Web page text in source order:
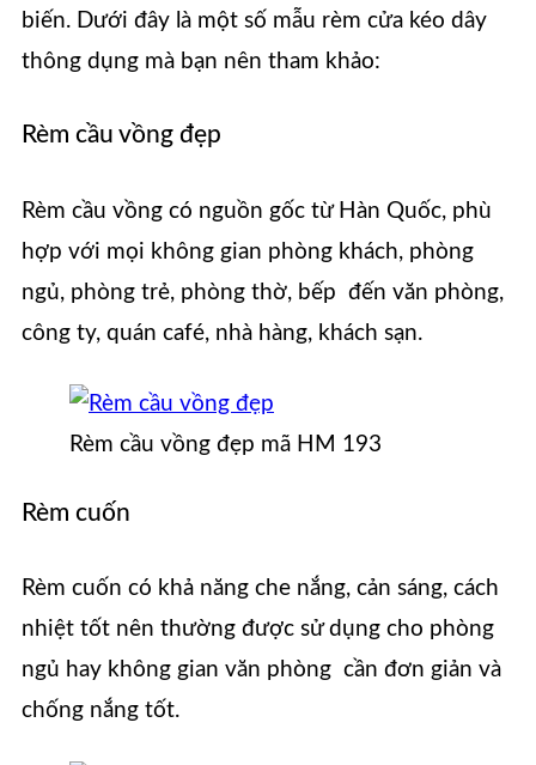
biến. Dưới đây là một số mẫu rèm cửa kéo dây
thông dụng mà bạn nên tham khảo:
Rèm cầu vồng đẹp
Rèm cầu vồng có nguồn gốc từ Hàn Quốc, phù
hợp với mọi không gian phòng khách, phòng
ngủ, phòng trẻ, phòng thờ, bếp đến văn phòng,
công ty, quán café, nhà hàng, khách sạn.
Rèm cầu vồng đẹp mã HM 193
Rèm cuốn
Rèm cuốn có khả năng che nắng, cản sáng, cách
nhiệt tốt nên thường được sử dụng cho phòng
ngủ hay không gian văn phòng cần đơn giản và
chống nắng tốt.